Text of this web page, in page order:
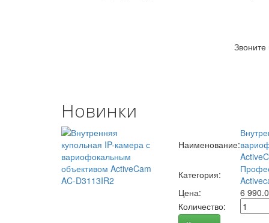
Новинки
Наименование:
Категория:
Цена:
6
Количество: